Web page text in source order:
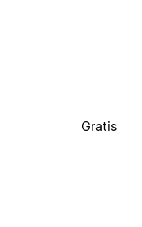
Gratis